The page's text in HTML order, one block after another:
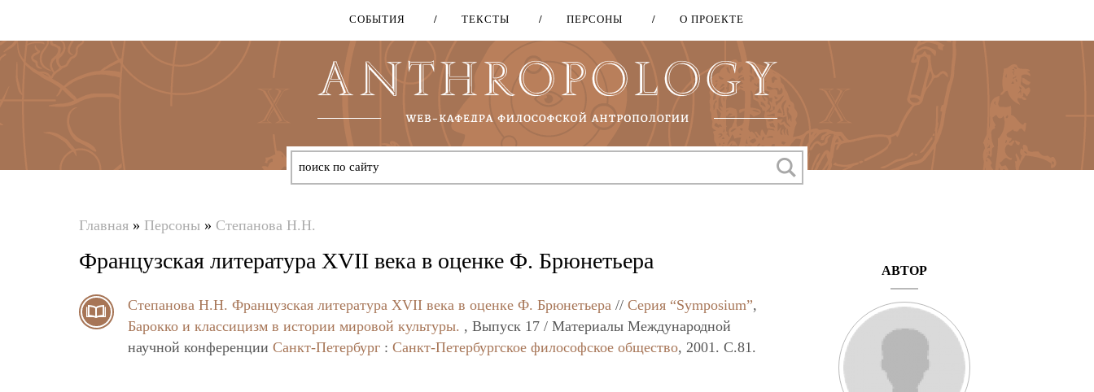
Перейти
основному
содержанию
СОБЫТИЯ ТЕКСТЫ ПЕРСОНЫ О ПРОЕКТЕ
здесь
Главная » Персоны » Степанова Н.Н.
Французская литература XVII века в оценке Ф. Брюнетьера
Степанова Н.Н. Французская литература XVII века в оценке Ф. Брюнетьера // Серия “Symposium”,
Барокко и классицизм в истории мировой культуры. , Выпуск 17 / Материалы Международной
научной конференции Санкт-Петербург : Санкт-Петербургское философское общество, 2001. C.81.
АВТОР